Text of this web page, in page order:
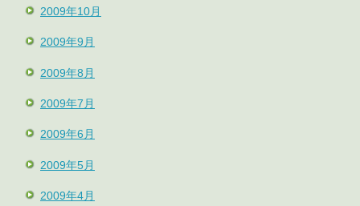
2009年10月
2009年9月
2009年8月
2009年7月
2009年6月
2009年5月
2009年4月